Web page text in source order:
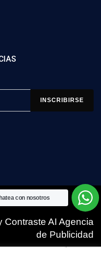
SIMEX
Contraste AI Agencia
de Publicidad
con nosotros